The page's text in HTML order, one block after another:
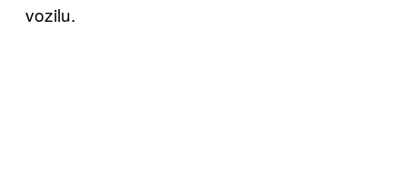
vozilu.